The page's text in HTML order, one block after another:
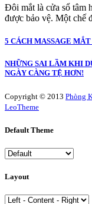
Đôi mắt là cửa sổ tâm
được bảo vệ. Một chế
5 CÁCH MASSAGE
NHỮNG SAI LẦM KHI
NGÀY CÀNG TỆ HƠN!
Copyright © 2013 Phòng
LeoTheme
Default Theme
Layout